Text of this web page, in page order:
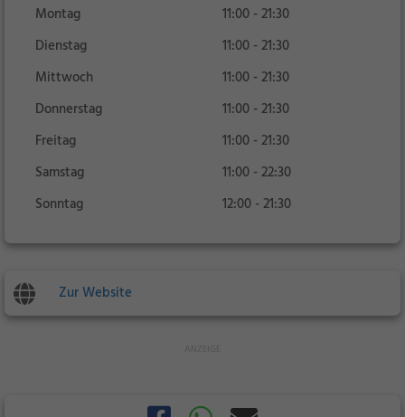
Montag
11:00 - 21:30
Dienstag
11:00 - 21:30
Mittwoch
11:00 - 21:30
Donnerstag
11:00 - 21:30
Freitag
11:00 - 21:30
Samstag
11:00 - 22:30
Sonntag
12:00 - 21:30
Zur Website